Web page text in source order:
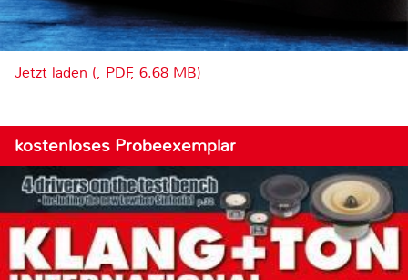
Jetzt laden (, PDF, 6.68 MB)
kostenloses Probeexemplar